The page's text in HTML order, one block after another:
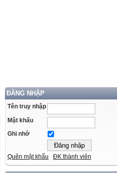
ĐĂNG NHẬP
Tên truy nhập
Mật khẩu
Ghi nhớ
Quên mật khẩu ĐK thành viên